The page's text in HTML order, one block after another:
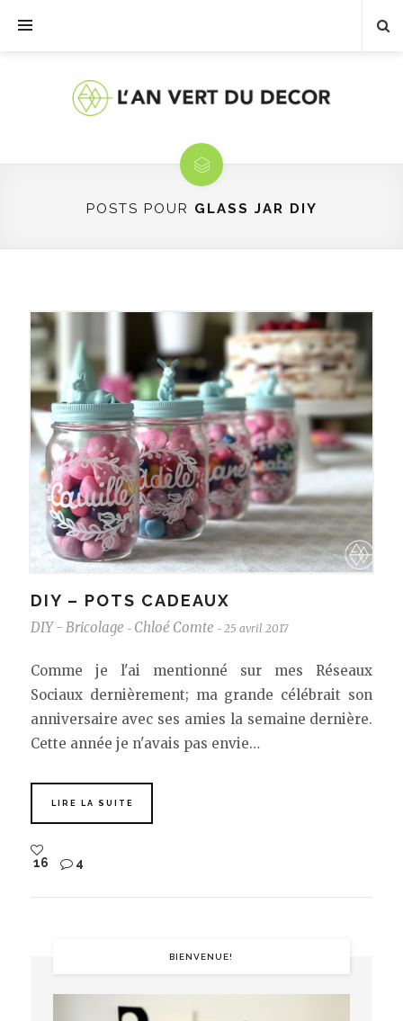
POSTS POUR GLASS JAR DIY
DIY – POTS CADEAUX
DIY - Bricolage - Chloé Comte - 25 avril 2017
Comme je l'ai mentionné sur mes Réseaux
Sociaux dernièrement; ma grande célébrait son
anniversaire avec ses amies la semaine dernière.
Cette année je n'avais pas envie…
LIRE LA SUITE
16 4
BIENVENUE!